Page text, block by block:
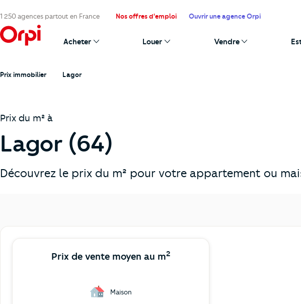
1 250 agences partout en France Nos offres d'emploi Ouvrir une agence Orpi
Acheter Louer Vendre
Prix immobilier Lagor
Prix du m² à
Lagor (64)
Découvrez le prix du m² pour votre appartement ou
Prix de vente moyen au m2
Maison